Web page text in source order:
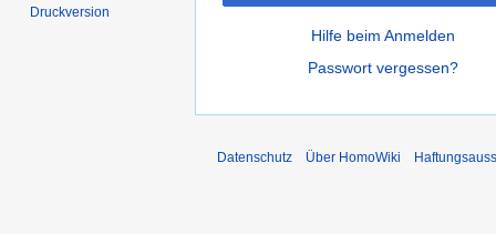
Hilfe beim Anmelden
Passwort vergessen?
Druckversion
Datenschutz Über HomoWiki